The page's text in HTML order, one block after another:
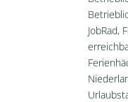
JobRad,